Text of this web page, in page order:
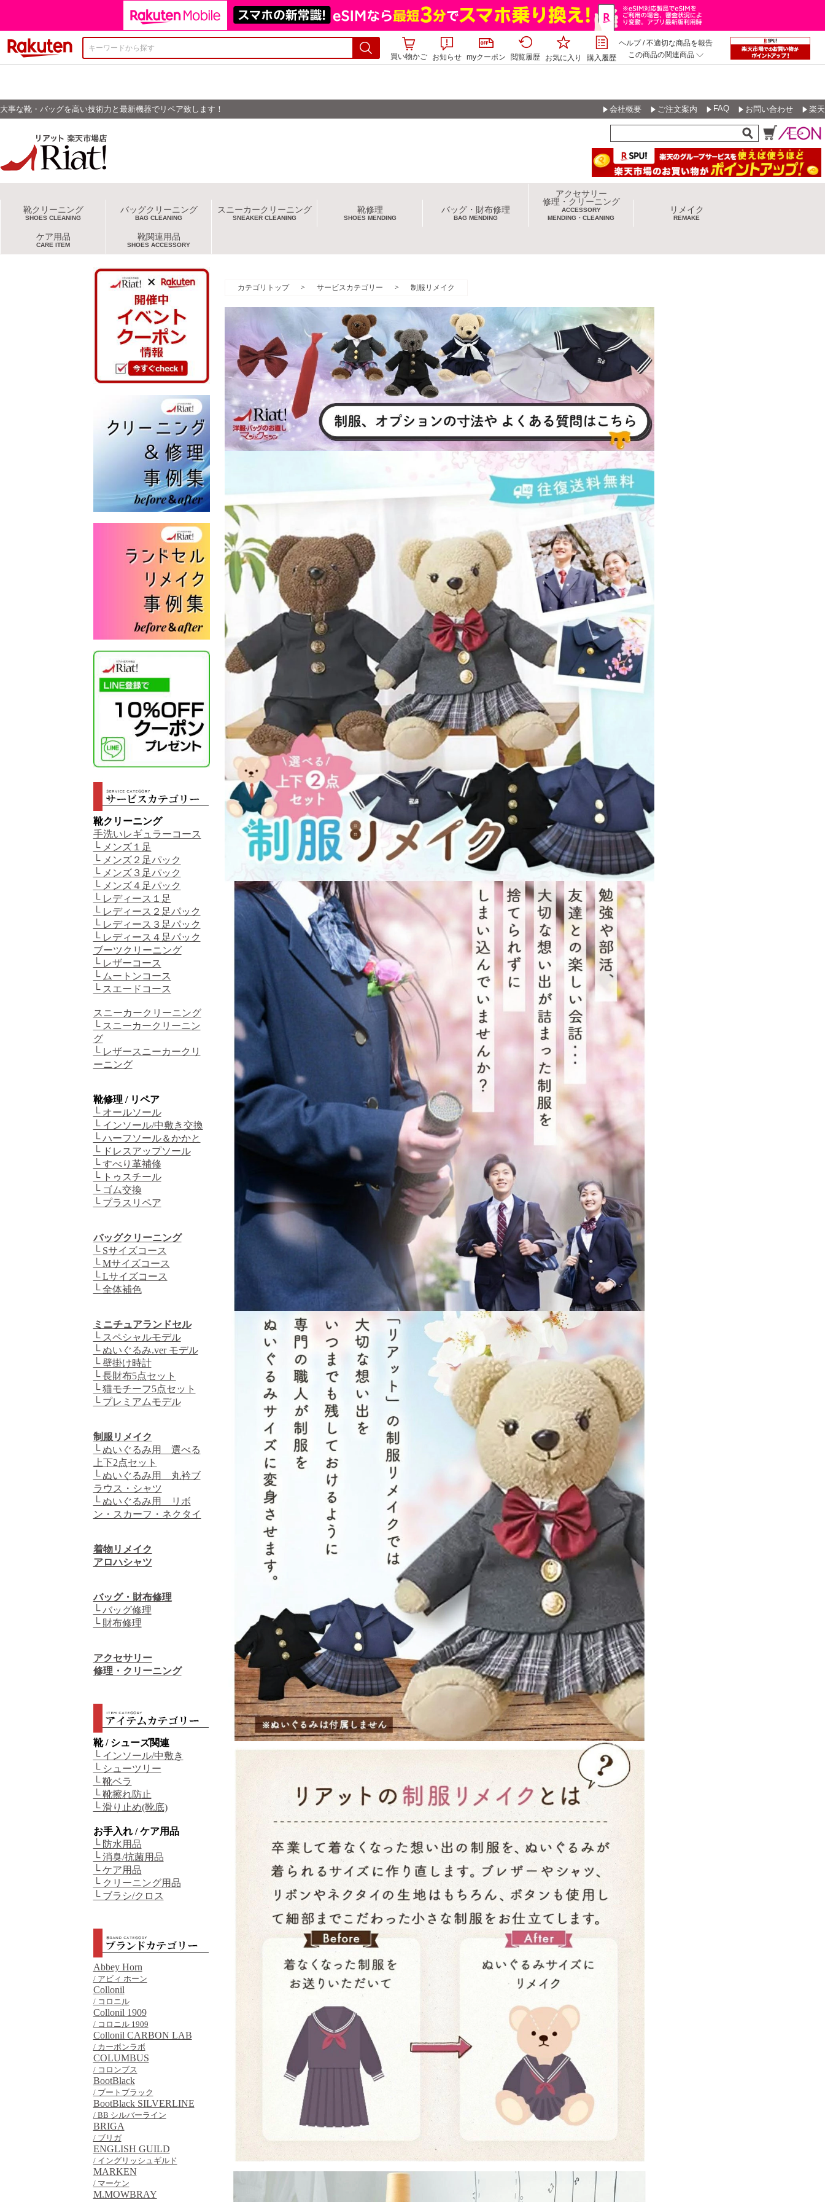
買い物かご
お知らせ myクーポン 閲覧履歴 お気に入り 購入履歴
ヘルプ/不適切な商品を報告
この商品の関連商品
大事な靴・バッグを高い技術力と最新機器でリペア致します！ 会社概要 ご注文案内 FAQ お問い合わせ 楽天
靴クリーニング
SHOES CLEANING
バッグクリーニング
BAG CLEANING
スニーカークリーニング
SNEAKER CLEANING
靴修理
SHOES MENDING
バッグ・財布修理
BAG MENDING
アクセサリー
修理・クリーニング
ACCESSORY
MENDING・CLEANING
リメイク
REMAKE
ケア用品
CARE ITEM
靴関連用品
SHOES ACCESSORY
靴クリーニング
手洗いレギュラーコース
└ メンズ１足
└ メンズ２足パック
└ メンズ３足パック
└ メンズ４足パック
└ レディース１足
└ レディース２足パック
└ レディース３足パック
└ レディース４足パック
ブーツクリーニング
└ レザーコース
└ ムートンコース
└ スエードコース
スニーカークリーニング
└ スニーカークリーニン
グ
└ レザースニーカークリ
ーニング
靴修理 / リペア
└ オールソール
└ インソール/中敷き交換
└ ハーフソール＆かかと
└ ドレスアップソール
└ すべり革補修
└ トゥスチール
└ ゴム交換
└ プラスリペア
バッグクリーニング
└ Sサイズコース
└ Mサイズコース
└ Lサイズコース
└ 全体補色
ミニチュアランドセル
└ スペシャルモデル
└ ぬいぐるみ.ver モデル
└ 壁掛け時計
└ 長財布5点セット
└ 猫モチーフ5点セット
└ プレミアムモデル
制服リメイク
└ ぬいぐるみ用 選べる
上下2点セット
└ ぬいぐるみ用 丸衿ブ
ラウス・シャツ
└ ぬいぐるみ用 リボ
ン・スカーフ・ネクタイ
着物リメイク
アロハシャツ
バッグ・財布修理
└ バッグ修理
└ 財布修理
アクセサリー
修理・クリーニング
靴 / シューズ関連
└ インソール/中敷き
└ シューツリー
└ 靴ベラ
└ 靴擦れ防止
└ 滑り止め(靴底)
お手入れ / ケア用品
└ 防水用品
└ 消臭/抗菌用品
└ ケア用品
└ クリーニング用品
└ ブラシ/クロス
Abbey Horn
/ アビィ ホーン
Collonil
/ コロニル
Collonil 1909
/ コロニル 1909
Collonil CARBON LAB
/ カーボンラボ
COLUMBUS
/ コロンブス
BootBlack
/ ブートブラック
BootBlack SILVERLINE
/ BB シルバーライン
BRIGA
/ ブリガ
ENGLISH GUILD
/ イングリッシュギルド
MARKEN
/ マーケン
M.MOWBRAY
カテゴリトップ > サービスカテゴリー > 制服リメイク